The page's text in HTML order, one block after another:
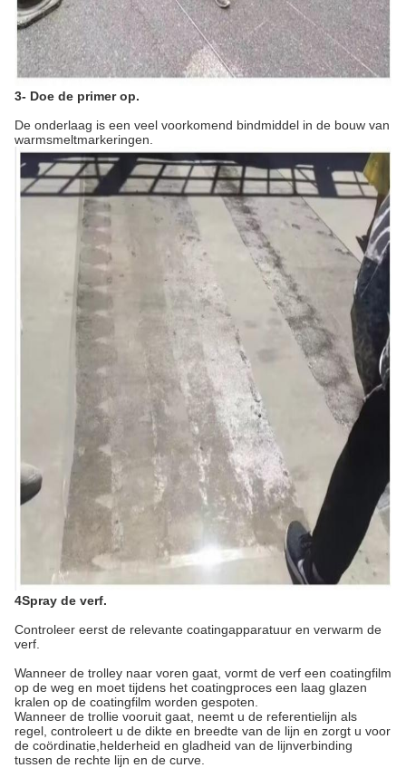
3- Doe de primer op.
De onderlaag is een veel voorkomend bindmiddel in de bouw van
warmsmeltmarkeringen.
4Spray de verf.
Controleer eerst de relevante coatingapparatuur en verwarm de
verf.
Wanneer de trolley naar voren gaat, vormt de verf een coatingfilm
op de weg en moet tijdens het coatingproces een laag glazen
kralen op de coatingfilm worden gespoten.
Wanneer de trollie vooruit gaat, neemt u de referentielijn als
regel, controleert u de dikte en breedte van de lijn en zorgt u voor
de coördinatie,helderheid en gladheid van de lijnverbinding
tussen de rechte lijn en de curve.